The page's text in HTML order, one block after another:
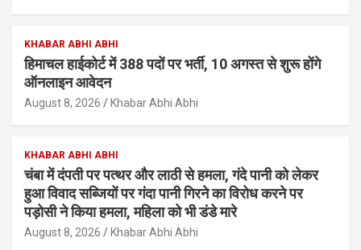
KHABAR ABHI ABHI
हिमाचल हाईकोर्ट में 388 पदों पर भर्ती, 10 अगस्त से शुरू होंगे
ऑनलाइन आवेदन
August 8, 2026 Khabar Abhi Abhi
KHABAR ABHI ABHI
चंबा में दंपती पर पत्थर और लाठी से हमला, गंदे पानी को लेकर
हुआ विवाद सब्जियों पर गंदा पानी गिरने का विरोध करने पर
पड़ोसी ने किया हमला, महिला को भी डंडे मारे
August 8, 2026 Khabar Abhi Abhi